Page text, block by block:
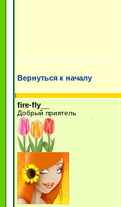
Вернуться к началу
fire-fly__
Добрый приятель